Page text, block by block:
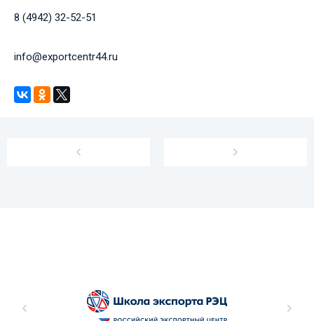
8 (4942) 32-52-51
info@exportcentr44.ru